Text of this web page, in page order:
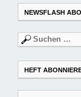
NEWSFLASH
Suchen
nach:
HEFT